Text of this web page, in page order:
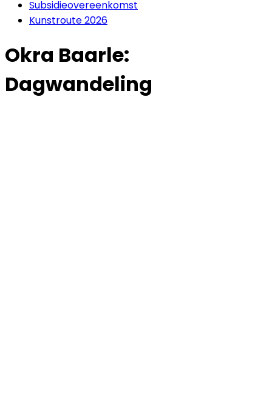
Subsidieovereenkomst
Kunstroute 2026
Okra Baarle:
Dagwandeling